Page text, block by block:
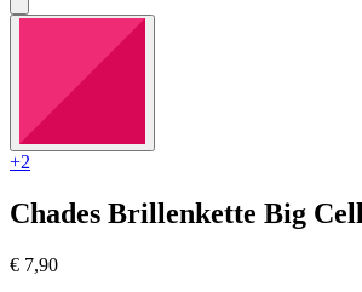
+2
Chades Brillenkette Big
€ 7,90